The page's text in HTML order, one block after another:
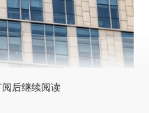
后继续阅读